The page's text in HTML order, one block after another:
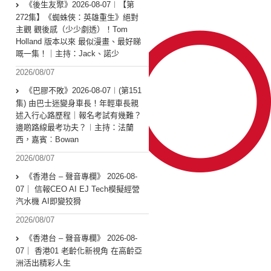
《後生友聚》2026-08-07︱【第
272集】《蜘蛛俠：英雄重生》絕對
主觀 觀後感（少少劇透）！Tom
Holland 版本以來 最似漫畫、最好睇
嘅一集！｜主持：Jack、諾少
2026/08/07
《巴膠不敗》2026-08-07︱(第151
集) 由巴士迷變身車長！年輕車長親
述入行心路歷程｜報名考試有幾難？
邊啲路線最考功夫？︱主持：法蘭
西，嘉賓︰Bowan
2026/08/07
《香港台 – 聲音專欄》 2026-08-
07｜ 信報CEO AI EJ Tech模擬經營
汽水機 AI即變狡猾
2026/08/07
《香港台 – 聲音專欄》 2026-08-
07｜ 香港01 老齡化新視角 在高齡亞
洲活出精彩人生